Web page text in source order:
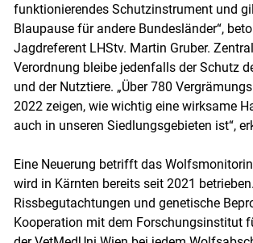
Skip to main content
funktionierendes Schutzinstrument und
Blaupause für andere Bundesländer“,
Jagdreferent LHStv. Martin Gruber.
Verordnung bleibe jedenfalls der Schutz
und der Nutztiere. „Über 780
2022 zeigen, wie wichtig eine wirksame
auch in unseren Siedlungsgebieten ist“,
Eine Neuerung betrifft das
wird in Kärnten bereits seit 2021
Rissbegutachtungen und genetische
Kooperation mit dem Forschungsinstitut